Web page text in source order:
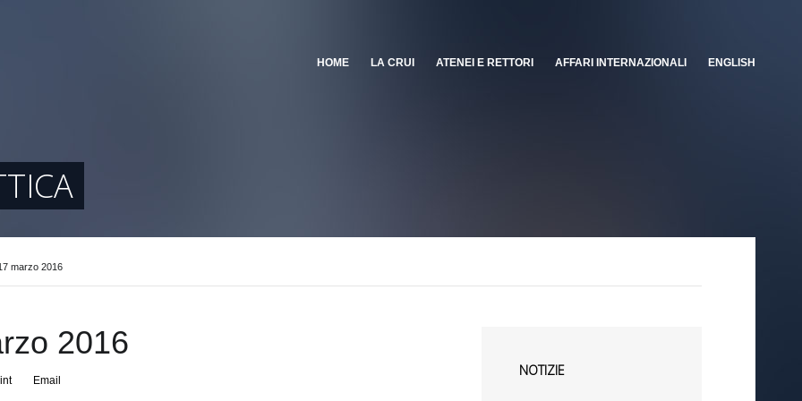
HOME LA CRUI ATENEI E RETTORI AFFARI INTERNAZIONALI ENGLISH
marzo 2016
2016
Email
NOTIZIE